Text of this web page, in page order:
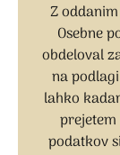
Z
Osebne
obdeloval
na
lahko
prejetem
podatkov